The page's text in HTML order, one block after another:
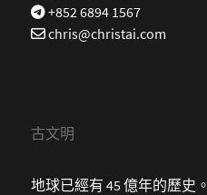
+852 6894 1567
chris@christai.com
古文明
地球已經有 45 億年的歷史